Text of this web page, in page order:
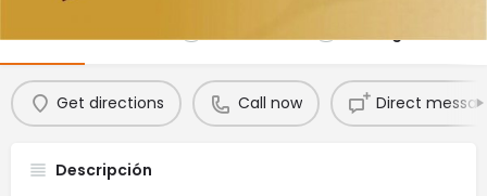
Get directions Call now Direct
Descripción